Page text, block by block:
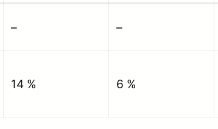
– –
14 % 6 %